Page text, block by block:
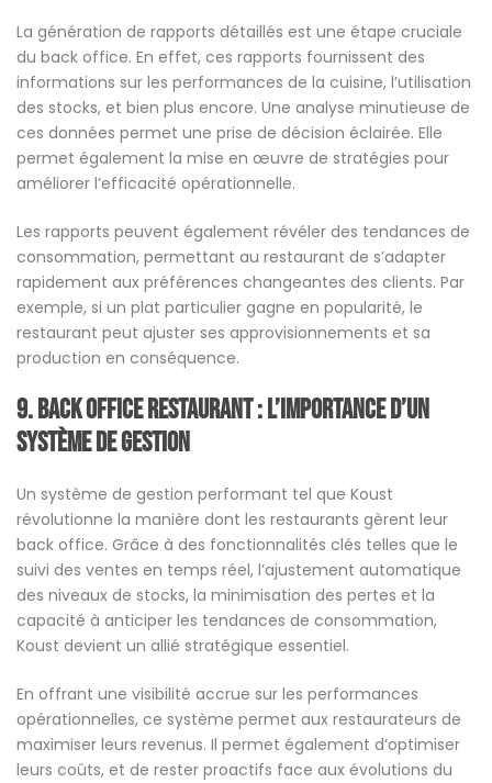
La génération de rapports détaillés est une étape cruciale
du back office. En effet, ces rapports fournissent des
informations sur les performances de la cuisine, l’utilisation
des stocks, et bien plus encore. Une analyse minutieuse de
ces données permet une prise de décision éclairée. Elle
permet également la mise en œuvre de stratégies pour
améliorer l’efficacité opérationnelle.
Les rapports peuvent également révéler des tendances de
consommation, permettant au restaurant de s’adapter
rapidement aux préférences changeantes des clients. Par
exemple, si un plat particulier gagne en popularité, le
restaurant peut ajuster ses approvisionnements et sa
production en conséquence.
9. Back office restaurant : L’importance d’un
système de gestion
Un système de gestion performant tel que Koust
révolutionne la manière dont les restaurants gèrent leur
back office. Grâce à des fonctionnalités clés telles que le
suivi des ventes en temps réel, l’ajustement automatique
des niveaux de stocks, la minimisation des pertes et la
capacité à anticiper les tendances de consommation,
Koust devient un allié stratégique essentiel.
En offrant une visibilité accrue sur les performances
opérationnelles, ce système permet aux restaurateurs de
maximiser leurs revenus. Il permet également d’optimiser
leurs coûts, et de rester proactifs face aux évolutions du